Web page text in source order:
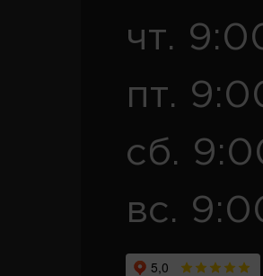
чт.
пт.
сб.
вс.